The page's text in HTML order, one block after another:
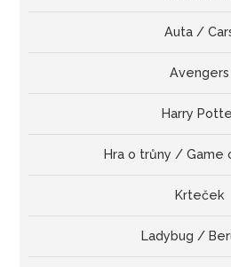
Auta /
Avengers
Harry
Hra o trůny / Game
Krteček
Ladybug /